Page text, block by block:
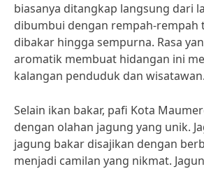
biasanya ditangkap langsung dari
dibumbui dengan rempah-rempah
dibakar hingga sempurna. Rasa
aromatik membuat hidangan ini
kalangan penduduk dan wisatawan.
Selain ikan bakar, pafi Kota
dengan olahan jagung yang unik.
jagung bakar disajikan dengan
menjadi camilan yang nikmat.